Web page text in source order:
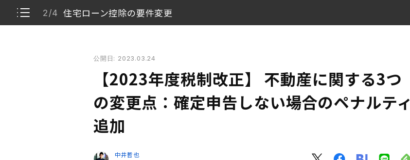
2/4 住宅ローン控除の要件変更
大規模修繕工事を行ったマンションに係る固定資産税（減税）
住宅ローン控除の要件変更
加算税制度の見直し
公開日: 2023.03.24
【2023年度税制改正】 不動産に関する3つ
の変更点：確定申告しない場合のペナルティ
追加
中井哲也